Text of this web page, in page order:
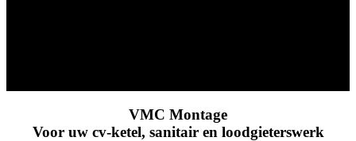
VMC Montage
Voor uw cv-ketel, sanitair en loodgieterswerk